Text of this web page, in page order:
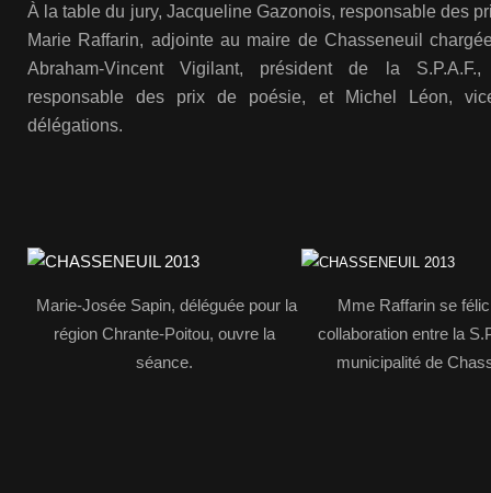
À la table du jury, Jacqueline Gazonois, responsable des
Marie Raffarin, adjointe au maire de Chasseneuil
Abraham-Vincent Vigilant, président de la S.P.A.F.,
responsable des prix de poésie, et Michel Léon,
délégations.
Marie-Josée Sapin, déléguée pour la
région Chrante-Poitou, ouvre la
séance.
Mme Raffarin se
collaboration entre la
municipalité de